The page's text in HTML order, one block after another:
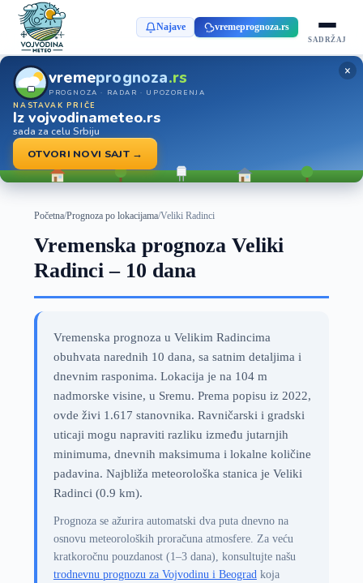
Najave vremeprognoza.rs
SADRŽAJ
vremeprognoza.rs
PROGNOZA · RADAR · UPOZORENJA
NASTAVAK PRIČE
Iz vojvodinameteo.rs
sada za celu Srbiju
OTVORI NOVI SAJT →
×
Početna/Prognoza po lokacijama/Veliki Radinci
Vremenska prognoza Veliki
Radinci – 10 dana
Vremenska prognoza u Velikim Radincima
obuhvata narednih 10 dana, sa satnim detaljima i
dnevnim rasponima. Lokacija je na 104 m
nadmorske visine, u Sremu. Prema popisu iz 2022,
ovde živi 1.617 stanovnika. Ravničarski i gradski
uticaji mogu napraviti razliku između jutarnjih
minimuma, dnevnih maksimuma i lokalne količine
padavina. Najbliža meteorološka stanica je Veliki
Radinci (0.9 km).
Prognoza se ažurira automatski dva puta dnevno na
osnovu meteoroloških proračuna atmosfere. Za veću
kratkoročnu pouzdanost (1–3 dana), konsultujte našu
trodnevnu prognozu za Vojvodinu i Beogradkoja